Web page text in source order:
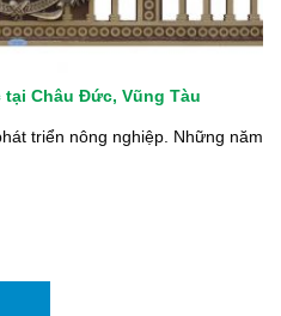
Châu Đức, Vũng Tàu
triển nông nghiệp. Những năm